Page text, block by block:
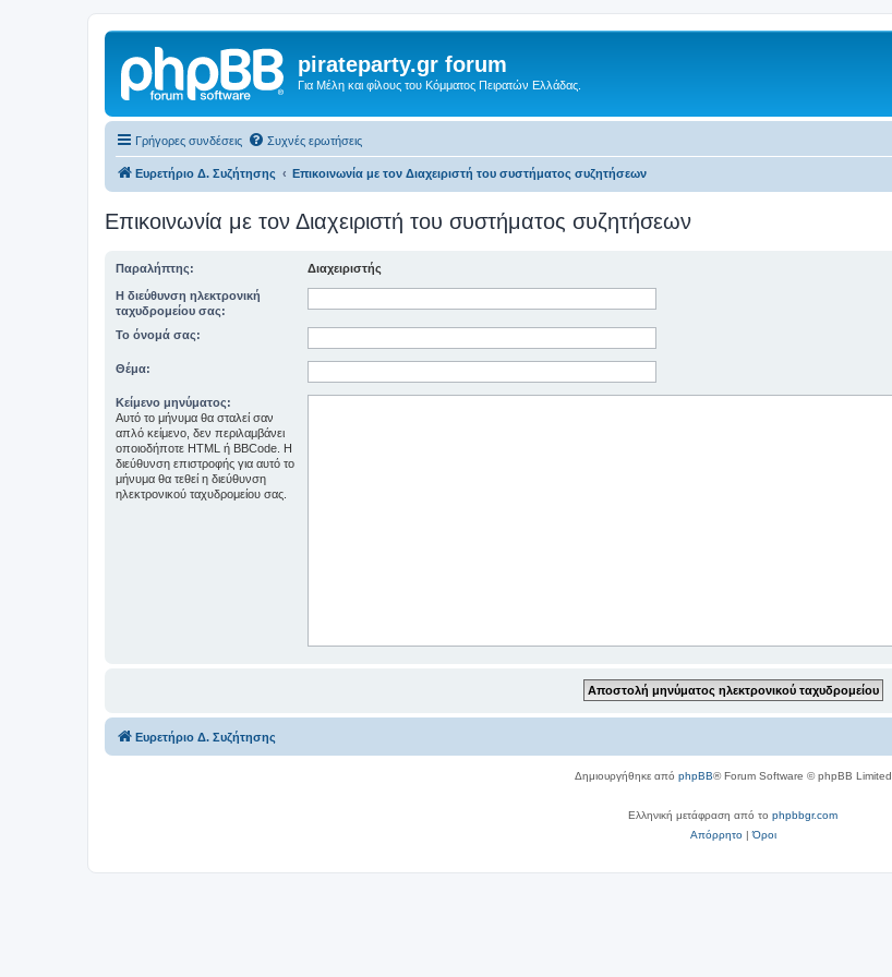
pirateparty.gr forum
Για Μέλη και φίλους του Κόμματος Πειρατών Ελλάδας.
Γρήγορες συνδέσεις Συχνές ερωτήσεις
Ευρετήριο Δ. Συζήτησης Επικοινωνία με τον Διαχειριστή του συστήματος συζητήσεων
Επικοινωνία με τον Διαχειριστή του συστήματος συζητήσεων
Παραλήπτης: Διαχειριστής
Η διεύθυνση ηλεκτρονική
ταχυδρομείου σας:
Το όνομά σας:
Θέμα:
Κείμενο μηνύματος:
Αυτό το μήνυμα θα σταλεί σαν
απλό κείμενο, δεν περιλαμβάνει
οποιοδήποτε HTML ή BBCode. Η
διεύθυνση επιστροφής για αυτό το
μήνυμα θα τεθεί η διεύθυνση
ηλεκτρονικού ταχυδρομείου σας.
Ευρετήριο Δ. Συζήτησης
Δημιουργήθηκε από phpBB® Forum Software © phpBB Limited
Ελληνική μετάφραση από το phpbbgr.com
Απόρρητο|Όροι